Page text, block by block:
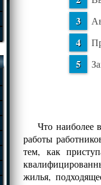
Что наиболее
работы
тем, как
жилья,